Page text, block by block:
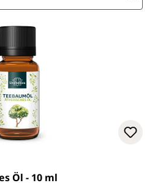
von 5 von 5 Sternen
Öl - 10 ml